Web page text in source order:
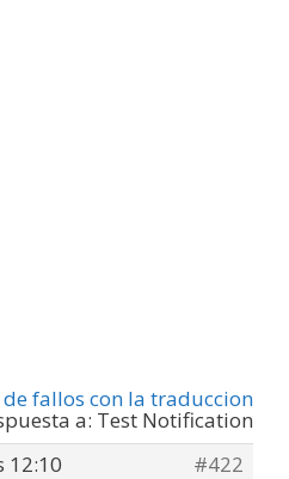
de fallos con la traduccion
a: Test Notification
12:10
#422